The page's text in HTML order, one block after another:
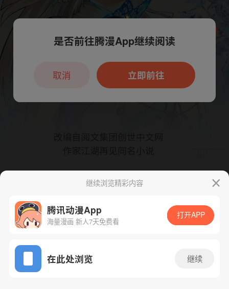
App免费看
腾漫App免费看
继续浏览精彩内容
腾讯动漫App
海量漫画 新人7天免费看
打开APP
在此处浏览 继续
本章节仅支持App阅读，可打开App新用
户7天免费看
是否前往腾漫App继续阅读
立即前往
取消